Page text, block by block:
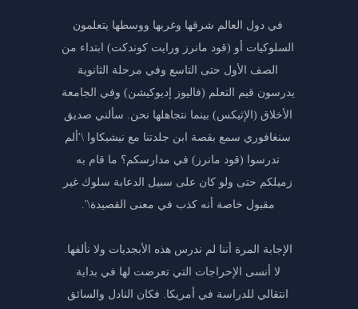
في دول العالم شرقها وغربها ووسطها يتعلمون
السلوكيات أو (قود مانرز ورايت كوندكت) ابتداء من
الصف الأول حتى التاسع وفي مرحلة الثانوية
يدرسون قيم التعلم (فاليوز إديوكيشن) وفي الجامعة
الأخلاق (الإثيكس) بينما نتجاهلها نحن. سألني صديق
سنغافوري سمع بقصة ابن جلدتنا مع نيشيكاوا \'ألم
تدرسوا (قود مانرز) في مدارسكم؟ ما قام به
زميلكم حتى ولو كان على سبيل الدعابة سلوك غير
مقبول خاصة أنه كذب في معنى القصيدة\'.
الإجابة المرة أننا لم ندرس هذه الأبجديات ولا نألفها.
لا أنسى الإحراجات التي تعرضت لها في بداية
انتقالي للدراسة في أمريكا. فكان النادل والسائق